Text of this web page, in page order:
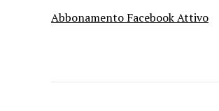
Abbonamento Facebook Attivo